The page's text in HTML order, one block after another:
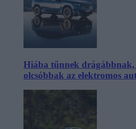
Hiába tűnnek
olcsóbbak az elektromos